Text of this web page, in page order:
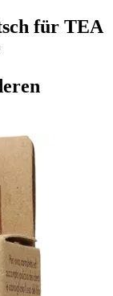
für TEA